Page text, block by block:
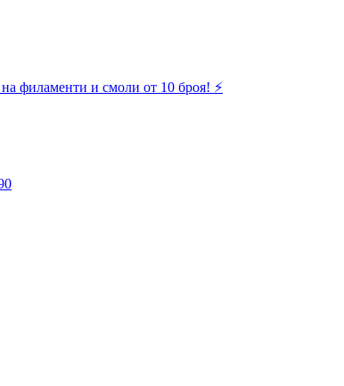
на филаменти и смоли от 10 броя! ⚡️